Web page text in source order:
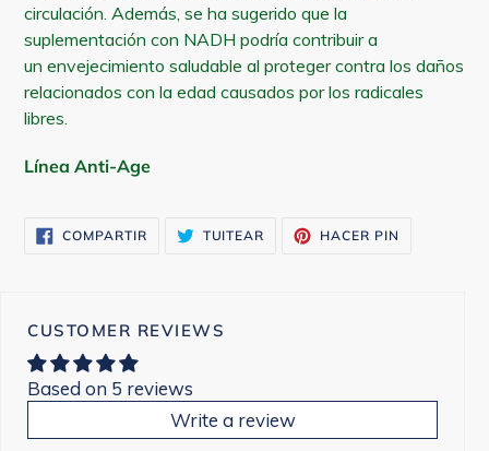
circulación. Además, se ha sugerido que la
suplementación con NADH podría contribuir a
un envejecimiento saludable al proteger contra los daños
relacionados con la edad causados por los radicales
libres.
Línea Anti-Age
COMPARTIRCOMPARTIR
EN
TUITEAR TUITEARHACER PIN
CUSTOMER REVIEWS
Based on 5 reviews
Write a review